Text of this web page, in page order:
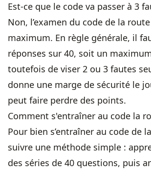
Est-ce que le code va passer à 3
Non, l’examen du code de la
maximum. En règle générale, il
réponses sur 40, soit un
toutefois de viser 2 ou 3 fautes
donne une marge de sécurité le
peut faire perdre des points.
Comment s'entraîner au code la
Pour bien s’entraîner au code de
suivre une méthode simple :
des séries de 40 questions, puis